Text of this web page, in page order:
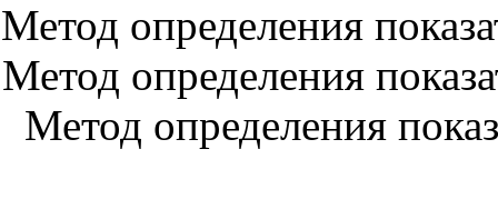
Метод определения
Метод определения
Метод определения